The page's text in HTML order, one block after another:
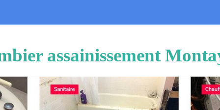
assainissement